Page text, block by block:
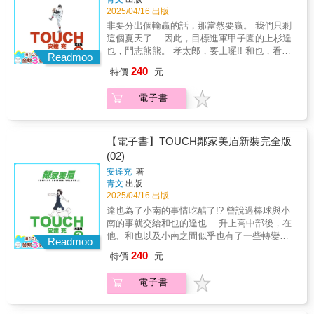
Readmoo
2025/04/16 出版
非要分出個輸贏的話，那當然要贏。 我們只剩
這個夏天了… 因此，目標進軍甲子園的上杉達
也，鬥志熊熊。 孝太郎，要上囉!! 和也，看著
特價 240 元
電子書
Readmoo
【電子書】TOUCH鄰家美眉新裝完全版
(02)
安達充 著
青文 出版
2025/04/16 出版
達也為了小南的事情吃醋了!? 曾說過棒球與小
南的事就交給和也的達也… 升上高中部後，在
他、和也以及小南之間似乎也有了一些轉變。
特價 240 元
電子書